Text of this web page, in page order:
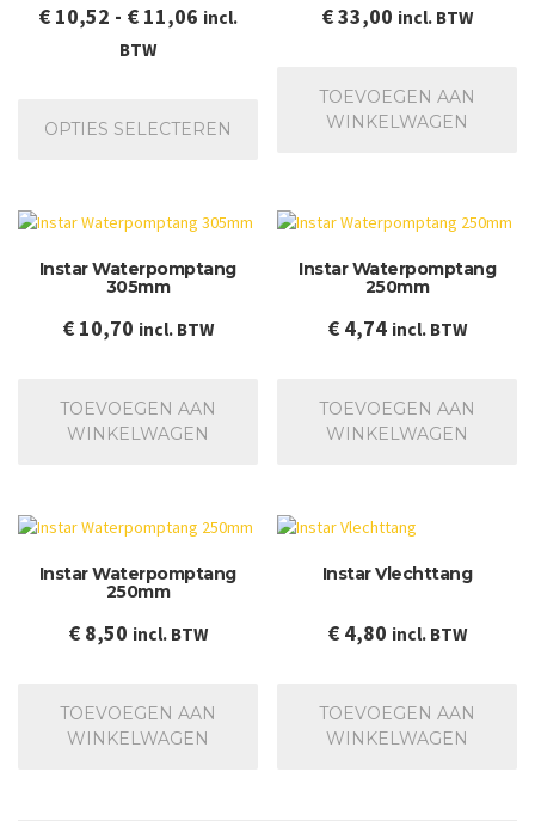
€10,52 - €11,06Prijsklasse:
incl.
BTW
OPTIES SELECTEREN
Deze
€33,00 incl. BTW
TOEVOEGEN AAN
WINKELWAGEN
Instar Waterpomptang
305mm
€10,70 incl. BTW
TOEVOEGEN AAN
WINKELWAGEN
Instar Waterpomptang
250mm
€ 4,74 incl. BTW
TOEVOEGEN AAN
WINKELWAGEN
Instar Waterpomptang
250mm
€8,50 incl. BTW
TOEVOEGEN AAN
WINKELWAGEN
Instar Vlechttang
€ 4,80 incl. BTW
TOEVOEGEN AAN
WINKELWAGEN